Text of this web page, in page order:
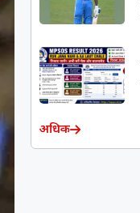
अधिक